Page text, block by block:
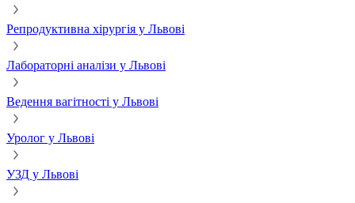
Репродуктивна хірургія у Львові
Лабораторні аналізи у Львові
Ведення вагітності у Львові
Уролог у Львові
УЗД у Львові